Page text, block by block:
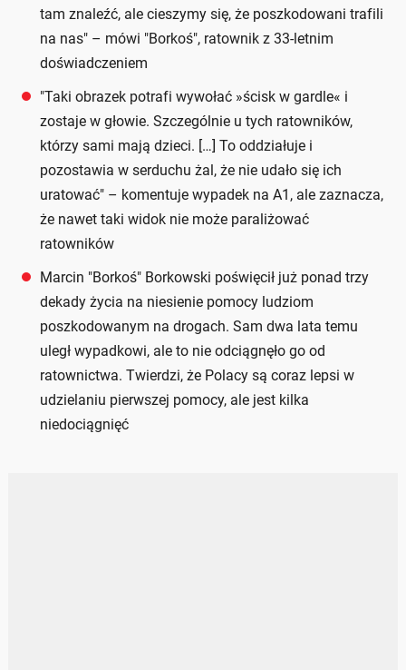
tam znaleźć, ale cieszymy się, że poszkodowani trafili
na nas" – mówi "Borkoś", ratownik z 33-letnim
doświadczeniem
"Taki obrazek potrafi wywołać »ścisk w gardle« i
zostaje w głowie. Szczególnie u tych ratowników,
którzy sami mają dzieci. […] To oddziałuje i
pozostawia w serduchu żal, że nie udało się ich
uratować" – komentuje wypadek na A1, ale zaznacza,
że nawet taki widok nie może paraliżować
ratowników
Marcin "Borkoś" Borkowski poświęcił już ponad trzy
dekady życia na niesienie pomocy ludziom
poszkodowanym na drogach. Sam dwa lata temu
uległ wypadkowi, ale to nie odciągnęło go od
ratownictwa. Twierdzi, że Polacy są coraz lepsi w
udzielaniu pierwszej pomocy, ale jest kilka
niedociągnięć